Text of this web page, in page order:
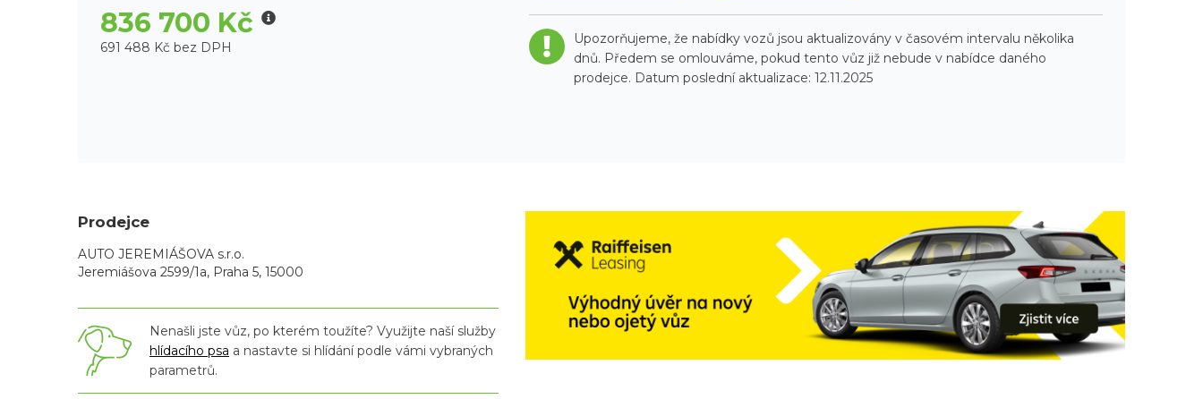
836 700 Kč
691 488 Kč bez DPH
Upozorňujeme, že nabídky vozů jsou aktualizovány v časovém intervalu několika
dnů. Předem se omlouváme, pokud tento vůz již nebude v nabídce daného
prodejce. Datum poslední aktualizace: 12.11.2025
Prodejce
AUTO JEREMIÁŠOVA s.r.o.
Jeremiášova 2599/1a, Praha 5, 15000
Nenašli jste vůz, po kterém toužíte? Využijte naší služby
hlídacího psa a nastavte si hlídání podle vámi vybraných
parametrů.